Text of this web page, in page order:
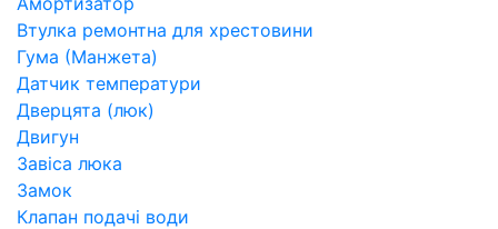
Втулка ремонтна для хрестовини
Гума (Манжета)
Датчик температури
Дверцята (люк)
Двигун
Завіса люка
Замок
Клапан подачі води